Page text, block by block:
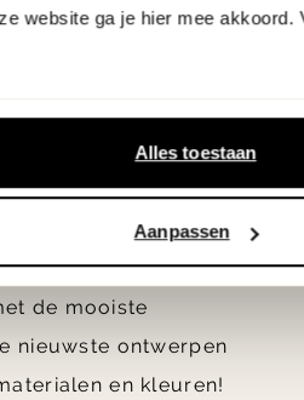
website ga je hier mee akkoord.
Alles toestaan
Aanpassen
vtwonen
je huis' niet? We
de mooiste woon-,
de mooiste
nieuwste ontwerpen
en kleuren!